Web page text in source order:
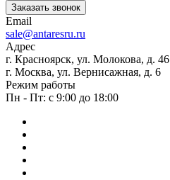
Заказать звонок
Email
sale@antaresru.ru
Адрес
г. Красноярск, ул. Молокова, д. 46
г. Москва, ул. Вернисажная, д. 6
Режим работы
Пн - Пт: с 9:00 до 18:00